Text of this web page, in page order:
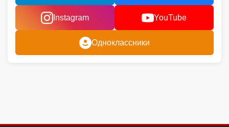
Instagram YouTube
Одноклассники